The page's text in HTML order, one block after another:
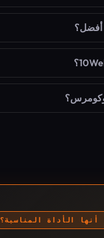
أنها الأداة المناسبة؟